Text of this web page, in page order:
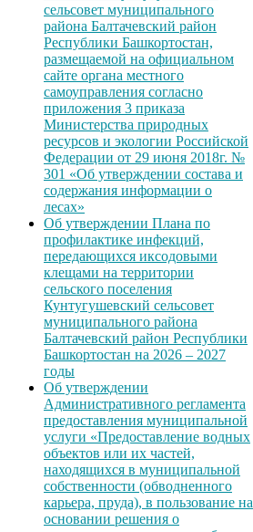
сельсовет муниципального
района Балтачевский район
Республики Башкортостан,
размещаемой на официальном
сайте органа местного
самоуправления согласно
приложения 3 приказа
Министерства природных
ресурсов и экологии Российской
Федерации от 29 июня 2018г. №
301 «Об утверждении состава и
содержания информации о
лесах»
Об утверждении Плана по
профилактике инфекций,
передающихся иксодовыми
клещами на территории
сельского поселения
Кунтугушевский сельсовет
муниципального района
Балтачевский район Республики
Башкортостан на 2026 – 2027
годы
Об утверждении
Административного регламента
предоставления муниципальной
услуги «Предоставление водных
объектов или их частей,
находящихся в муниципальной
собственности (обводненного
карьера, пруда), в пользование на
основании решения о